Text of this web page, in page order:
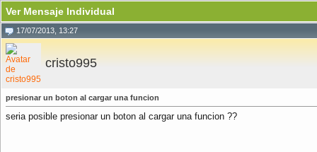
Ver Mensaje Individual
17/07/2013, 13:27
cristo995
presionar un boton al cargar una funcion
seria posible presionar un boton al cargar una funcion ??